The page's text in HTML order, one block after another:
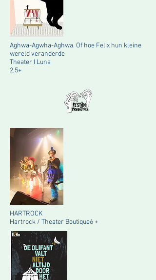
Aghwa-Agwha-Aghwa. Of hoe Felix hun kleine
wereld veranderde
Theater I Luna
2,5+
HARTROCK
Hartrock / Theater Boutique6 +